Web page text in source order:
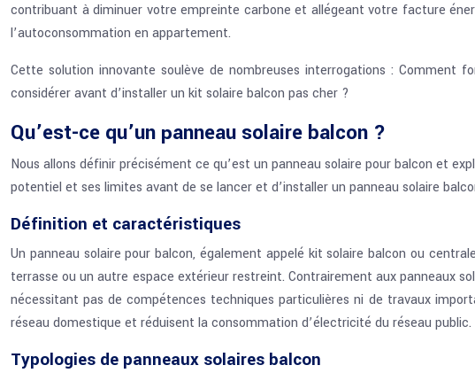
contribuant à diminuer votre empreinte carbone et allégeant votre facture
l’autoconsommation en appartement.
Cette solution innovante soulève de nombreuses interrogations : Comment
considérer avant d’installer un kit solaire balcon pas cher ?
Qu’est-ce qu’un panneau solaire balcon ?
Nous allons définir précisément ce qu’est un panneau solaire pour balcon et
potentiel et ses limites avant de se lancer et d’installer un panneau solaire
Définition et caractéristiques
Un panneau solaire pour balcon, également appelé kit solaire balcon ou
terrasse ou un autre espace extérieur restreint. Contrairement aux panneaux
nécessitant pas de compétences techniques particulières ni de travaux
réseau domestique et réduisent la consommation d’électricité du réseau
Typologies de panneaux solaires balcon